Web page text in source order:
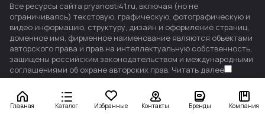
Главная Каталог Избранные Контакты Бренды Компания
Все ресурсы сайта pryanosti41.ru, включая (но не
ограничиваясь) текстовую, графическую, фотографическую и
видео информацию, структуру, дизайн и оформление страниц,
доменное имя, фирменное наименование являются объектами
авторского права и прав на интеллектуальную собственность,
защищены российским законодательством и международными
соглашениями об охране авторских прав. Читать далее